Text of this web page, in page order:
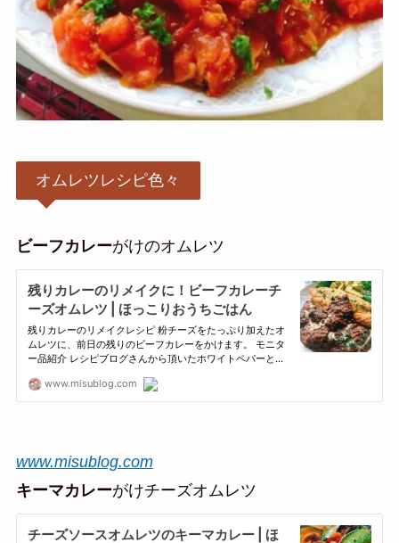
オムレツレシピ色々
ビーフカレーがけのオムレツ
www.misublog.com
キーマカレーがけチーズオムレツ